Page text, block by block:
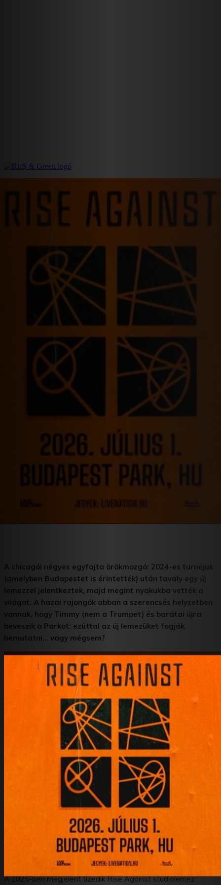
A chicagói négyes egyfajta örökmozgó: 2024-es turnéjuk
(amelyben Budapestet is érintették) után tavaly egy új
lemezzel jelentkeztek, majd megint nyakukba vették a
világot. A hazai rajongók abban a szerencsés helyzetben
vannak, hogy Timmy (nem a Trumpet) és barátai újra
beveszik a Parkot: ezúttal az új lemezüket fogják
bemutatni… vagy mégsem?
A 2025-ben megjelent tizedik Rise Against stúdiólemez